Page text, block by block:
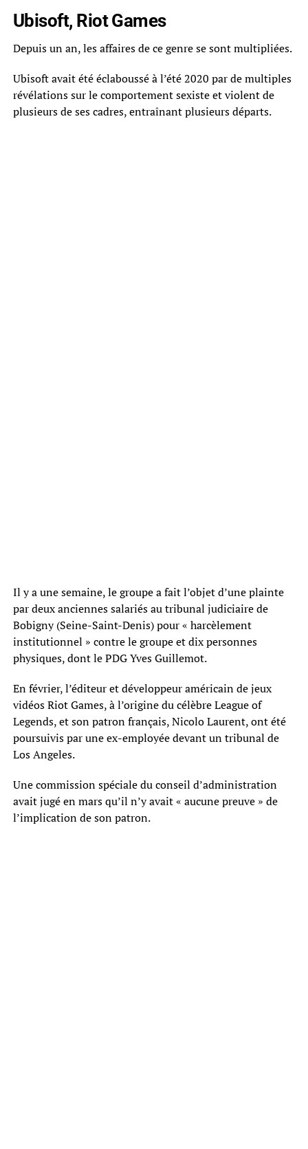
Ubisoft, Riot Games
Depuis un an, les affaires de ce genre se sont multipliées.
Ubisoft avait été éclaboussé à l’été 2020 par de multiples
révélations sur le comportement sexiste et violent de
plusieurs de ses cadres, entraînant plusieurs départs.
Il y a une semaine, le groupe a fait l’objet d’une plainte
par deux anciennes salariés au tribunal judiciaire de
Bobigny (Seine-Saint-Denis) pour « harcèlement
institutionnel » contre le groupe et dix personnes
physiques, dont le PDG Yves Guillemot.
En février, l’éditeur et développeur américain de jeux
vidéos Riot Games, à l’origine du célèbre League of
Legends, et son patron français, Nicolo Laurent, ont été
poursuivis par une ex-employée devant un tribunal de
Los Angeles.
Une commission spéciale du conseil d’administration
avait jugé en mars qu’il n’y avait « aucune preuve » de
l’implication de son patron.